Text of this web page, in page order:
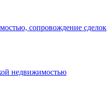
сопровождение сделок
недвижимостью